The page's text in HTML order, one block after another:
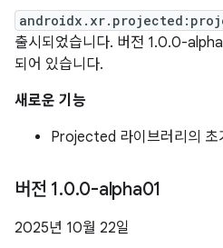
출시되었습니다. 버전 1.0.0-
되어 있습니다.
새로운 기능
Projected 라이브러리의 초
버전 1.0.0-alpha01
2025년 10월 22일